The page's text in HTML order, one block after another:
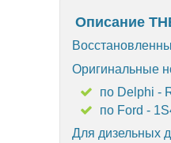
Описание
Оригинальные
по Delphi -
по Ford -
Для дизельных